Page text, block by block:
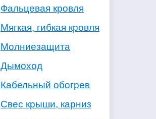
Фальцевая кровля
Мягкая, гибкая кровля
Молниезащита
Дымоход
Кабельный обогрев
Свес крыши, карниз